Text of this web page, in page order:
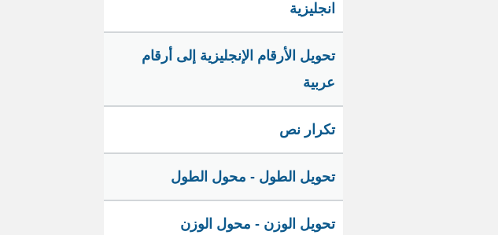
انجليزية
تحويل الأرقام الإنجليزية إلى أرقام
عربية
تكرار نص
تحويل الطول - محول الطول
تحويل الوزن - محول الوزن